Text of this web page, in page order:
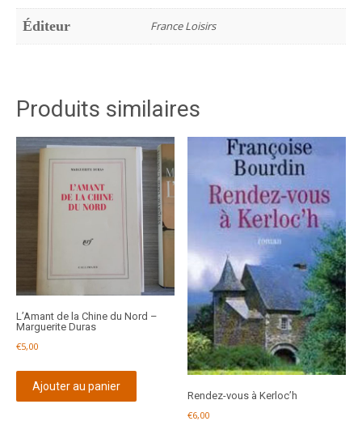
Éditeur France Loisirs
Produits similaires
L’Amant de la Chine du Nord –
Marguerite Duras
€5,00
Ajouter au panier
Rendez-vous à Kerloc’h
€6,00